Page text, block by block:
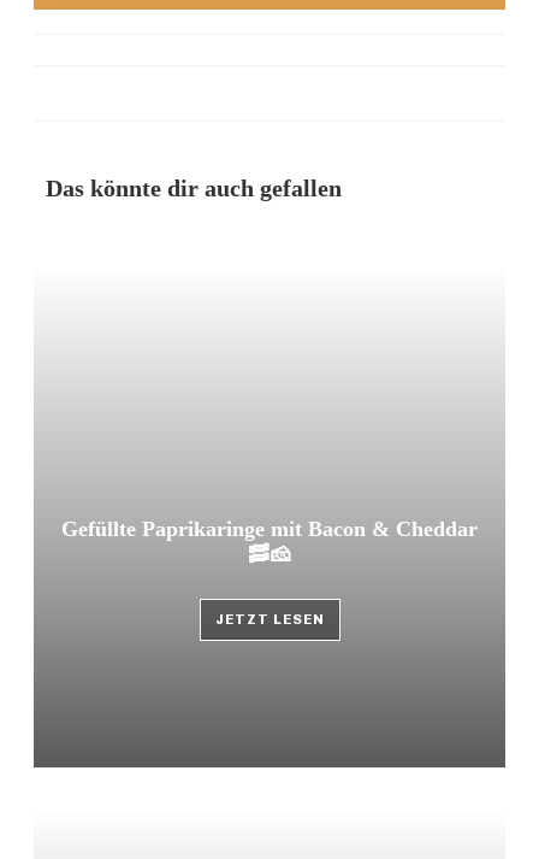
Das könnte dir auch gefallen
Gefüllte Paprikaringe mit Bacon & Cheddar
🥓🧀
JETZT LESEN